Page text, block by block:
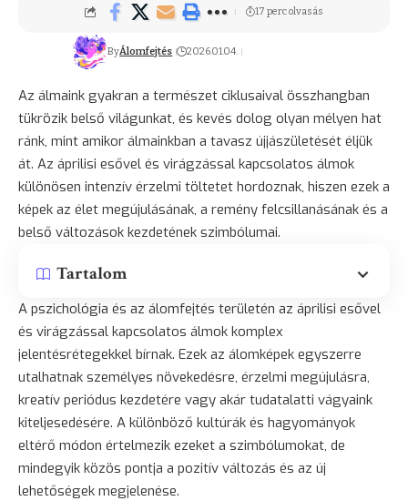
ByÁlomfejtés 2026.01.04.
17 perc olvasás
Az álmaink gyakran a természet ciklusaival összhangban
tükrözik belső világunkat, és kevés dolog olyan mélyen hat
ránk, mint amikor álmainkban a tavasz újjászületését éljük
át. Az áprilisi esővel és virágzással kapcsolatos álmok
különösen intenzív érzelmi töltetet hordoznak, hiszen ezek a
képek az élet megújulásának, a remény felcsillanásának és a
belső változások kezdetének szimbólumai.
Tartalom
A pszichológia és az álomfejtés területén az áprilisi esővel
és virágzással kapcsolatos álmok komplex
jelentésrétegekkel bírnak. Ezek az álomképek egyszerre
utalhatnak személyes növekedésre, érzelmi megújulásra,
kreatív periódus kezdetére vagy akár tudatalatti vágyaink
kiteljesedésére. A különböző kultúrák és hagyományok
eltérő módon értelmezik ezeket a szimbólumokat, de
mindegyik közös pontja a pozitív változás és az új
lehetőségek megjelenése.